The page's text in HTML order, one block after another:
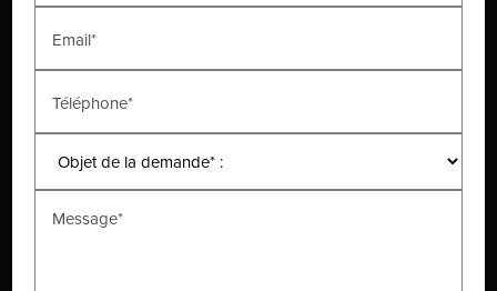
Email*
Téléphone*
Message*